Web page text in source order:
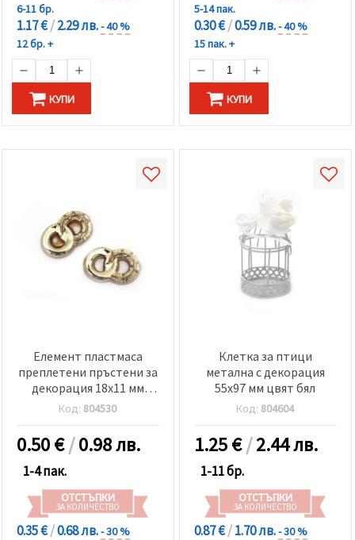
6-11 бр.
1.17 €/2.29 лв.- 40 %
12 бр. +
КУПИ
5-14 пак.
0.30 €/0.59 лв.- 40 %
15 пак. +
КУПИ
Елемент пластмаса
преплетени пръстени за
декорация 18x11 мм
цвят АСОРТЕ сребро -10
броя
Код: 804530
0.50€/0.98 лв.
1-4 пак.
ОТСТЪПКИ
ЗА КОЛИЧЕСТВО
0.35 €/0.68 лв.- 30 %
Клетка за птици
метална с декорация
55x97 мм цвят бял
Код: 804604
1.25€/2.44 лв.
1-11 бр.
ОТСТЪПКИ
ЗА КОЛИЧЕСТВО
0.87 €/1.70 лв.- 30 %